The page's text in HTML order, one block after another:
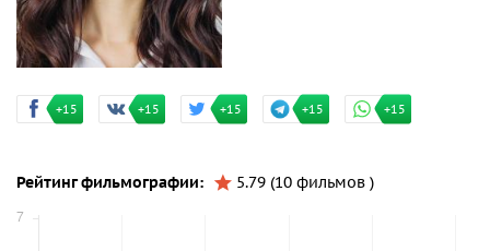
+15 +15 +15 +15 +15
Рейтинг фильмографии: 5.79 (10 фильмов )